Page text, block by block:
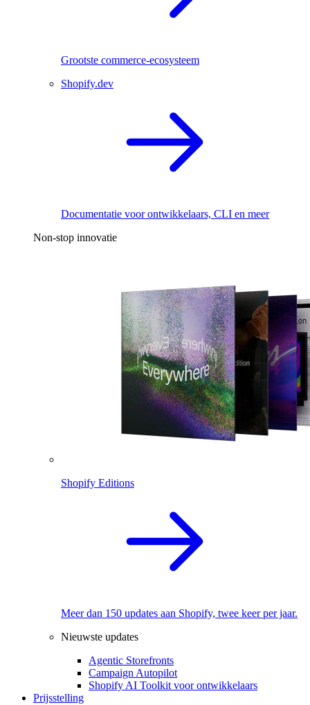
Grootste commerce-ecosysteem
Shopify.dev
Documentatie voor ontwikkelaars, CLI en meer
Non-stop innovatie
Shopify Editions
Meer dan 150 updates aan Shopify, twee keer per jaar.
Nieuwste updates
Agentic Storefronts
Campaign Autopilot
Shopify AI Toolkit voor ontwikkelaars
Prijsstelling